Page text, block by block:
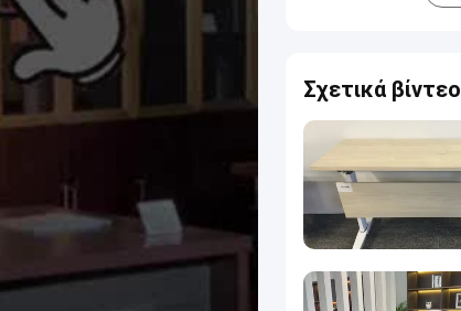
Σχετικά βίντεο